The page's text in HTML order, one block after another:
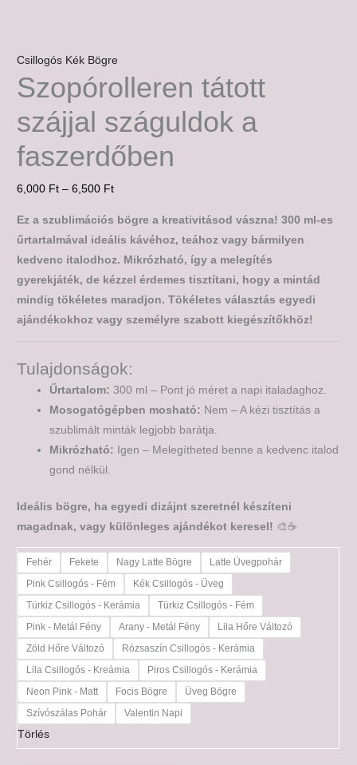
Csillogós Kék Bögre
Szopórolleren tátott
szájjal száguldok a
faszerdőben
6,000 Ft – 6,500 Ft
Ez a szublimációs bögre a kreativitásod vászna! 300 ml-es
űrtartalmával ideális kávéhoz, teához vagy bármilyen
kedvenc italodhoz. Mikrózható, így a melegítés
gyerekjáték, de kézzel érdemes tisztítani, hogy a mintád
mindig tökéletes maradjon. Tökéletes választás egyedi
ajándékokhoz vagy személyre szabott kiegészítőkhöz!
Tulajdonságok:
Űrtartalom: 300 ml – Pont jó méret a napi italadaghoz.
Mosogatógépben mosható: Nem – A kézi tisztítás a
szublimált minták legjobb barátja.
Mikrózható: Igen – Melegítheted benne a kedvenc italod
gond nélkül.
Ideális bögre, ha egyedi dizájnt szeretnél készíteni
magadnak, vagy különleges ajándékot keresel! 🎨☕
Fehér Fekete Nagy Latte Bögre
Latte Üvegpohár
Pink Csillogós - Fém
Kék Csillogós - Üveg
Türkiz Csillogós - Kerámia
Türkiz Csillogós - Fém
Pink - Metál Fény
Arany - Metál Fény
Lila Hőre Változó
Zöld Hőre Változó
Rózsaszín Csillogós - Kerámia
Lila Csillogós - Kreámia
Piros Csillogós - Kerámia
Neon Pink - Matt
Focis Bögre
Üveg Bögre
Szívószálas Pohár
Valentin Napi
Törlés